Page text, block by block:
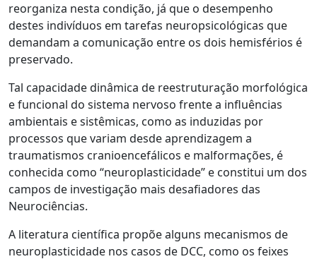
reorganiza nesta condição, já que o desempenho
destes indivíduos em tarefas neuropsicológicas que
demandam a comunicação entre os dois hemisférios é
preservado.
Tal capacidade dinâmica de reestruturação morfológica
e funcional do sistema nervoso frente a influências
ambientais e sistêmicas, como as induzidas por
processos que variam desde aprendizagem a
traumatismos cranioencefálicos e malformações, é
conhecida como “neuroplasticidade” e constitui um dos
campos de investigação mais desafiadores das
Neurociências.
A literatura científica propõe alguns mecanismos de
neuroplasticidade nos casos de DCC, como os feixes